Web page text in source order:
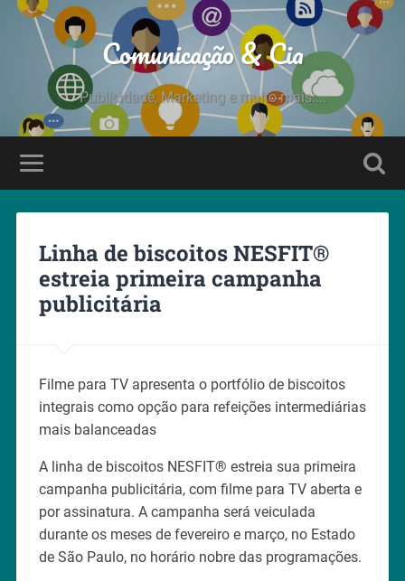
Comunicação & Cia
Publicidade, Marketing e muito mais....
Linha de biscoitos NESFIT®
estreia primeira campanha
publicitária
Filme para TV apresenta o portfólio de biscoitos
integrais como opção para refeições intermediárias
mais balanceadas
A linha de biscoitos NESFIT® estreia sua primeira
campanha publicitária, com filme para TV aberta e
por assinatura. A campanha será veiculada
durante os meses de fevereiro e março, no Estado
de São Paulo, no horário nobre das programações.